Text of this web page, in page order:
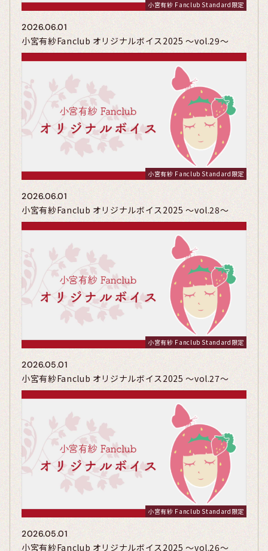
小宮有紗 Fanclub Standard限定
2026.06.01
小宮有紗Fanclub オリジナルボイス2025 〜vol.29〜
小宮有紗 Fanclub Standard限定
2026.06.01
小宮有紗Fanclub オリジナルボイス2025 〜vol.28〜
小宮有紗 Fanclub Standard限定
2026.05.01
小宮有紗Fanclub オリジナルボイス2025 〜vol.27〜
小宮有紗 Fanclub Standard限定
2026.05.01
小宮有紗Fanclub オリジナルボイス2025 〜vol.26〜